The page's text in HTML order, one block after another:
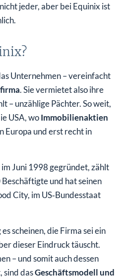
jeder, aber bei Equinix ist
Unternehmen – vereinfacht
. Sie vermietet also ihre
– unzählige Pächter. So weit,
USA, woImmobilienaktien
Europa und erst recht in
Juni 1998 gegründet, zählt
und hat seinen
City, im US‑Bundesstaat
scheinen, die Firma sei ein
dieser Eindruck täuscht.
– und somit auch dessen
sind dasGeschäftsmodell und